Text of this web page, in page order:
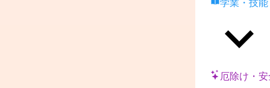
学業・技能
厄除け・